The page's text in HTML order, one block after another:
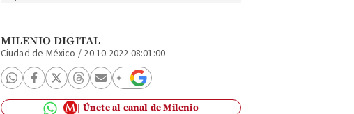
MILENIO DIGITAL
Ciudad de México / 20.10.2022 08:01:00
Únete al canal de Milenio